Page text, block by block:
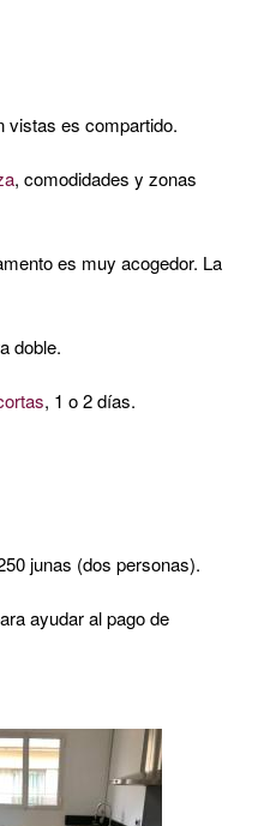
vistas es compartido.
, comodidades y zonas
es muy acogedor. La
doble.
, 1 o 2 días.
junas (dos personas).
ayudar al pago de